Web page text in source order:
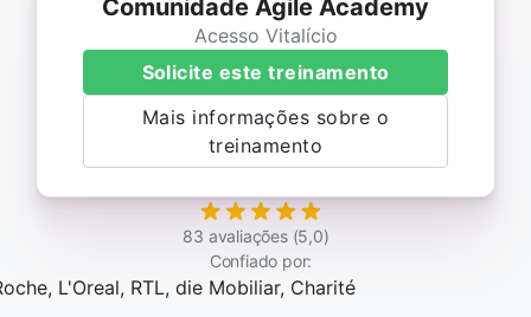
Comunidade Agile Academy
Acesso Vitalício
Solicite este treinamento
Mais informações sobre o
treinamento
83 avaliações (5,0)
Confiado por: